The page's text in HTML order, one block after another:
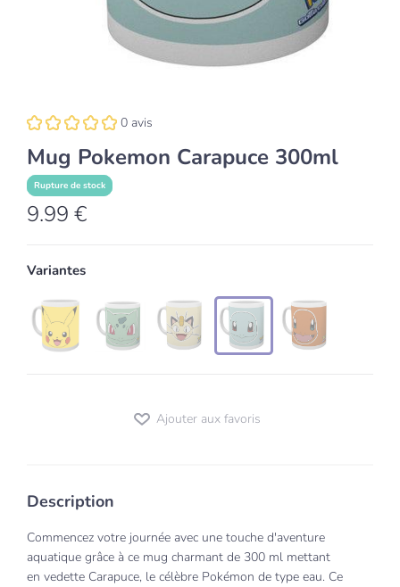
0 avis
Mug Pokemon Carapuce 300ml
Rupture de stock
9.99 €
Variantes
Ajouter aux favoris
Description
Commencez votre journée avec une touche d'aventure
aquatique grâce à ce mug charmant de 300 ml mettant
en vedette Carapuce, le célèbre Pokémon de type eau. Ce